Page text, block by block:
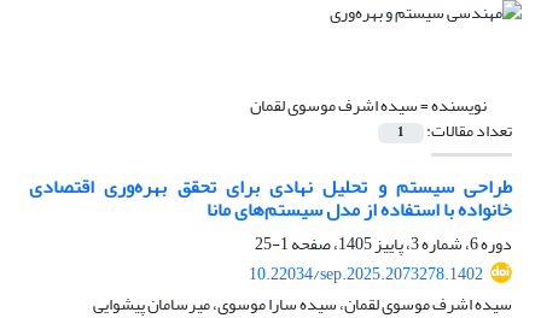
نویسنده =سیده اشرف موسوی لقمان
تعداد مقالات: 1
طراحی سیستم و تحلیل نهادی برای تحقق بهره‌وری اقتصادی
خانواده با استفاده از مدل سیستم‌های مانا
دوره 6، شماره 3، پاییز 1405، صفحه
1-25
10.22034/sep.2025.2073278.1402
سیده اشرف موسوی لقمان، سیده سارا موسوی، میرسامان پیشوایی